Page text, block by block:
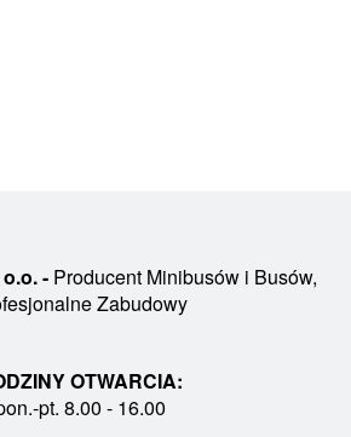
- Producent Minibusów i Busów,
Zabudowy
OTWARCIA:
pt. 8.00 - 16.00